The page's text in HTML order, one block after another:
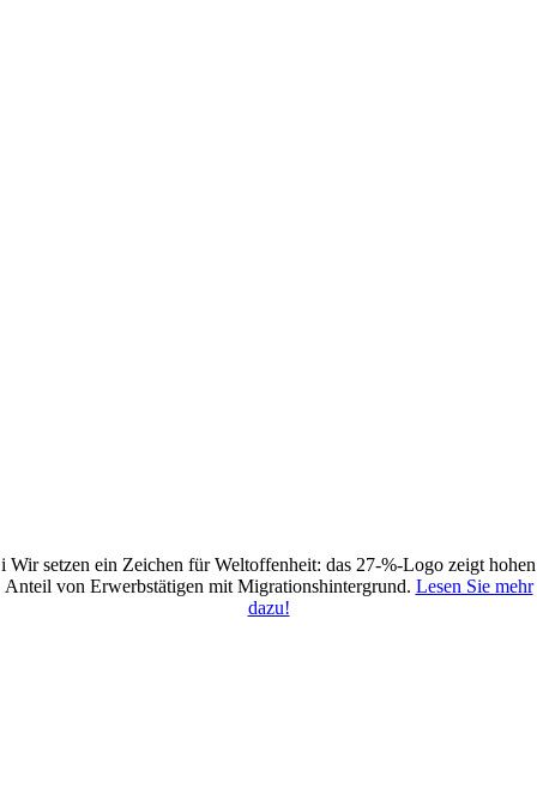
i Wir setzen ein Zeichen für Weltoffenheit: das 27-%-Logo zeigt hohen
Anteil von Erwerbstätigen mit Migrationshintergrund. Lesen Sie mehr
dazu!